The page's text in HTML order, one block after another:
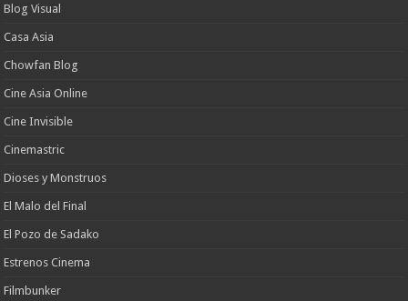
Blog Visual
Casa Asia
Chowfan Blog
Cine Asia Online
Cine Invisible
Cinemastric
Dioses y Monstruos
El Malo del Final
El Pozo de Sadako
Estrenos Cinema
Filmbunker